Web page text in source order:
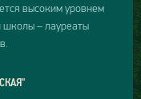
высоким уровнем
школы – лауреаты